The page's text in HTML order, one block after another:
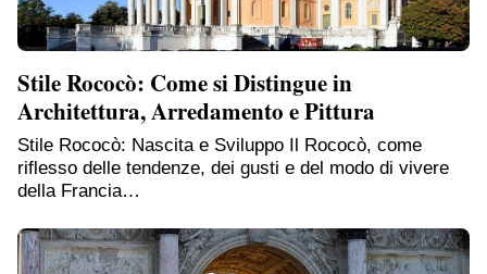
Stile Rococò: Come si Distingue in
Architettura, Arredamento e Pittura
Stile Rococò: Nascita e Sviluppo Il Rococò, come
riflesso delle tendenze, dei gusti e del modo di vivere
della Francia…